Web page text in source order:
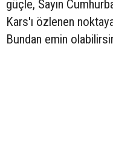
güçle, Sayın
Kars'ı özlenen
Bundan emin